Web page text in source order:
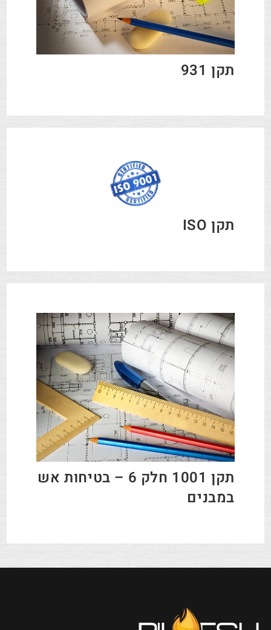
תקן 931
תקן ISO
תקן 1001 חלק 6 – בטיחות אש
במבנים